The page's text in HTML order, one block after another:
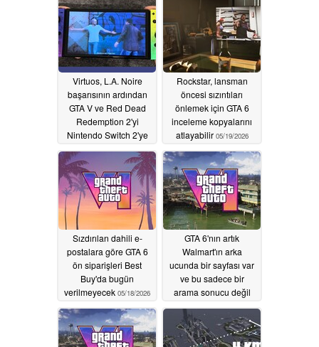
06/22/2026
Virtuos, L.A. Noire
başarısının ardından
GTA V ve Red Dead
Redemption 2'yi
Nintendo Switch 2'ye
05/20/2026
Rockstar, lansman
öncesi sızıntıları
önlemek için GTA 6
inceleme kopyalarını
atlayabilir 05/19/2026
Sızdırılan dahili e-
postalara göre GTA 6
ön siparişleri Best
Buy'da bugün
verilmeyecek 05/18/2026
GTA 6'nın artık
Walmart'ın arka
ucunda bir sayfası var
ve bu sadece bir
arama sonucu değil
05/18/2026